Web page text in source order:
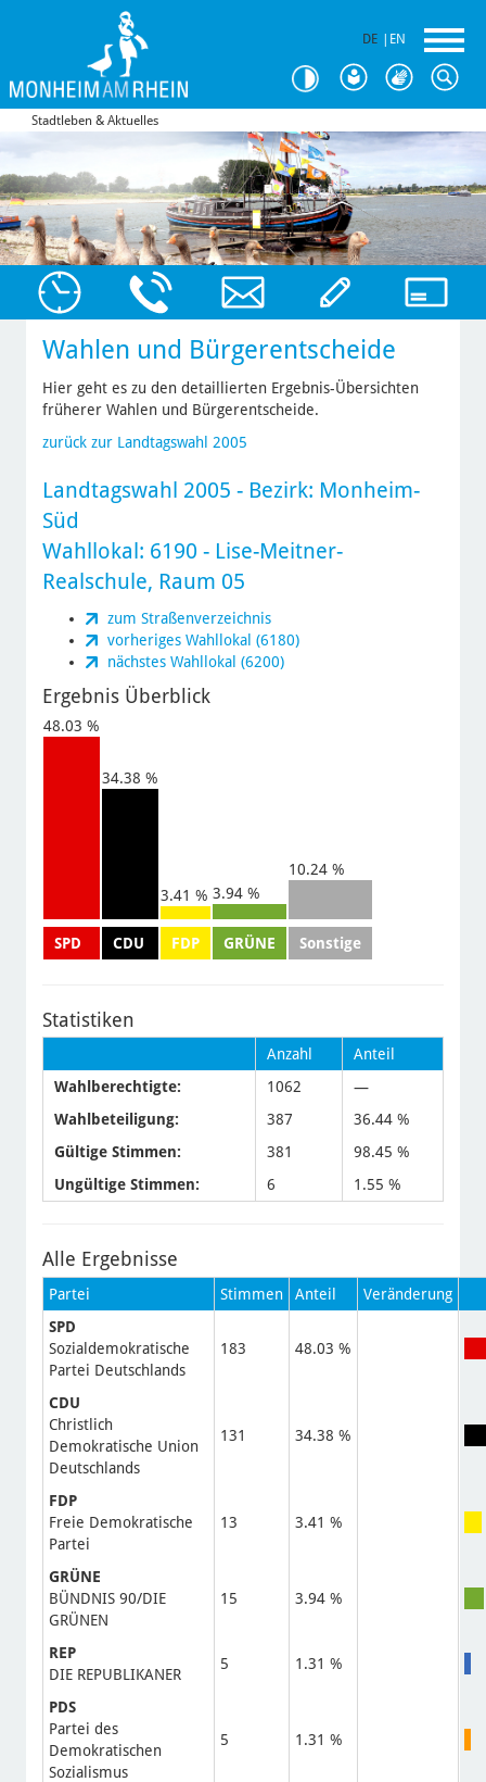
DE EN
Stadtleben & Aktuelles
Wahlen und Bürgerentscheide
Hier geht es zu den detaillierten Ergebnis-Übersichten
früherer Wahlen und Bürgerentscheide.
zurück zur Landtagswahl 2005
Landtagswahl 2005 - Bezirk: Monheim-
Süd
Wahllokal: 6190 - Lise-Meitner-
Realschule, Raum 05
zum Straßenverzeichnis
vorheriges Wahllokal (6180)
nächstes Wahllokal (6200)
Ergebnis Überblick
48.03 %
34.38 %
3.41 % 3.94 %
10.24 %
SPD CDU FDP GRÜNE Sonstige
Statistiken
Anzahl
Anteil
Wahlberechtigte:
1062
—
Wahlbeteiligung:
387
36.44 %
Gültige Stimmen:
381
98.45 %
Ungültige Stimmen:
6 1.55 %
Alle Ergebnisse
Partei Stimmen Anteil
Veränderung
SPD
Sozialdemokratische
Partei Deutschlands
183 48.03 %
CDU
Christlich
Demokratische Union
Deutschlands
131 34.38 %
FDP
Freie Demokratische
Partei
13 3.41 %
GRÜNE
BÜNDNIS 90/DIE
GRÜNEN
15 3.94 %
REP
DIE REPUBLIKANER
5 1.31 %
PDS
Partei des
Demokratischen
Sozialismus
5 1.31 %